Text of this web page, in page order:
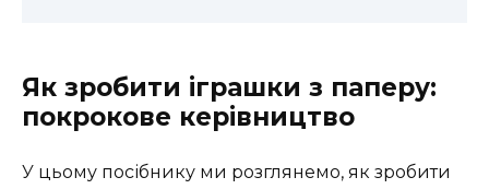
Як зробити іграшки з паперу:
покрокове керівництво
У цьому посібнику ми розглянемо, як зробити